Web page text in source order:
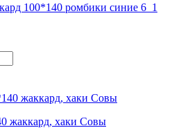
100*140 ромбики синие 6_1
жаккард, хаки Совы